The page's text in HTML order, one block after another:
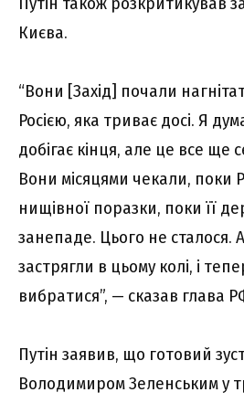
Києва.
“Вони [Захід] почали
Росією, яка триває досі. Я
добігає кінця, але це все ще
Вони місяцями чекали, поки
нищівної поразки, поки її
занепаде. Цього не сталося.
застрягли в цьому колі, і
вибратися”, — сказав глава
Путін заявив, що готовий
Володимиром Зеленським у